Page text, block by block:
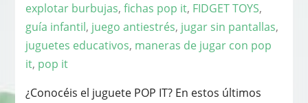
explotar burbujas, fichas pop it, FIDGET TOYS,
guía infantil, juego antiestrés, jugar sin pantallas,
juguetes educativos, maneras de jugar con pop
it, pop it
¿Conocéis el juguete POP IT? En estos últimos